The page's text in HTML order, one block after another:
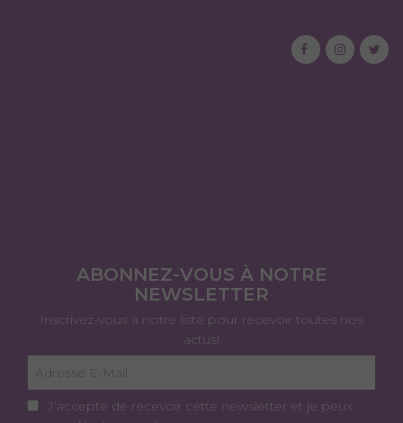
ABONNEZ-VOUS À NOTRE
NEWSLETTER
Inscrivez-vous à notre liste pour recevoir toutes nos
actus!
J’accepte de recevoir cette newsletter et je peux